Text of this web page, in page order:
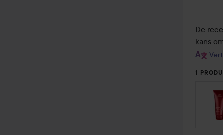
De
kans
1